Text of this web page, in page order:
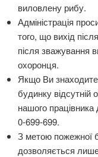
виловлену рибу.
Адміністрація
того, що вихід
після зважування
охоронця.
Якщо Ви
будинку
нашого
0-699-699.
З метою пожежної
дозволяється